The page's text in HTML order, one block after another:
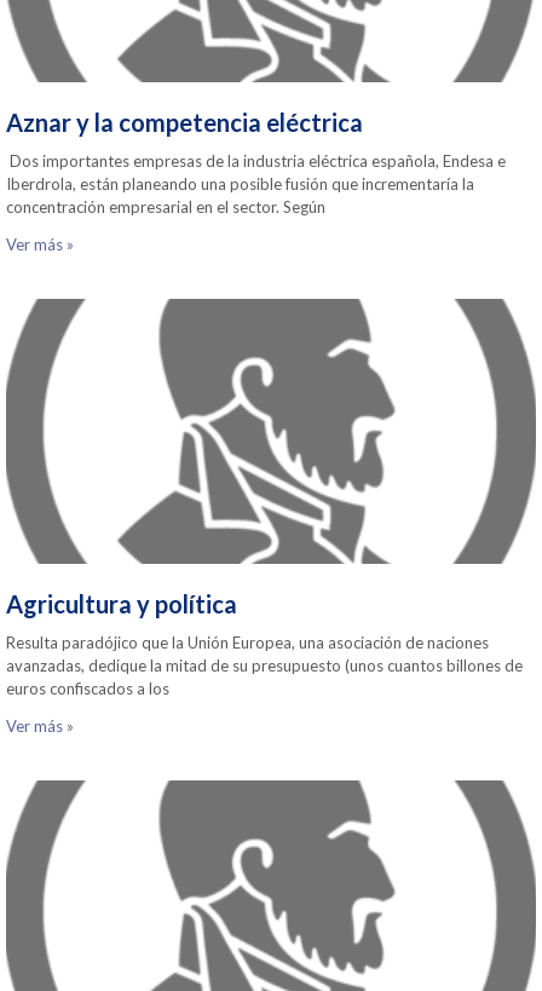
Aznar y la competencia eléctrica
Dos importantes empresas de la industria eléctrica española, Endesa e
Iberdrola, están planeando una posible fusión que incrementaría la
concentración empresarial en el sector. Según
Ver más »
Agricultura y política
Resulta paradójico que la Unión Europea, una asociación de naciones
avanzadas, dedique la mitad de su presupuesto (unos cuantos billones de
euros confiscados a los
Ver más »